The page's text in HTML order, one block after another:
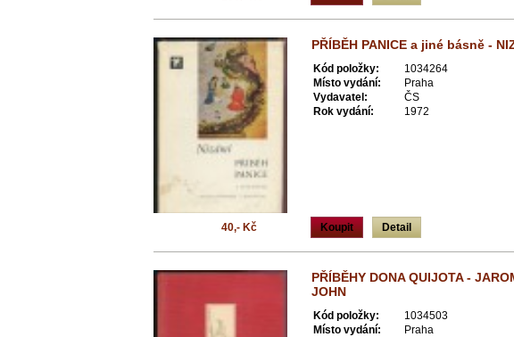
PŘÍBĚH PANICE a jiné básně -
Kód položky:
1034264
Místo vydání:
Praha
Vydavatel:
ČS
Rok vydání:
1972
Koupit Detail
40,- Kč
PŘÍBĚHY DONA QUIJOTA -
JOHN
Kód položky:
1034503
Místo vydání:
Praha